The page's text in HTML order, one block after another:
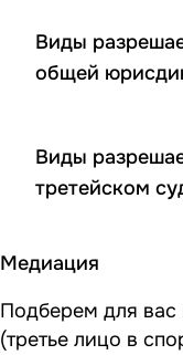
Виды
общей
Виды
третейском
Медиация
Подберем для вас
(третье лицо в